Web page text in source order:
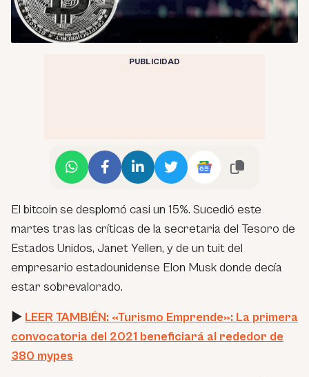
PUBLICIDAD
El bitcoin se desplomó casi un 15%. Sucedió este
martes tras las críticas de la secretaria del Tesoro de
Estados Unidos, Janet Yellen, y de un tuit del
empresario estadounidense Elon Musk donde decía
estar sobrevalorado.
► LEER TAMBIÉN: «Turismo Emprende»: La primera
convocatoria del 2021 beneficiará al rededor de
380 mypes